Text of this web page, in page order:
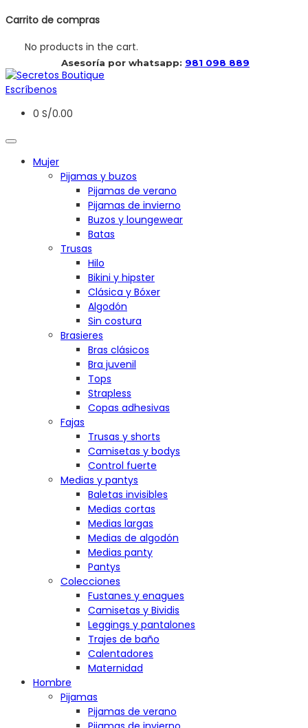
Carrito de compras
No products in the cart.
Asesoría por whatsapp: 981 098 889
Escríbenos
0 S/0.00
Mujer
Pijamas y buzos
Pijamas de verano
Pijamas de invierno
Buzos y loungewear
Batas
Trusas
Hilo
Bikini y hipster
Clásica y Bóxer
Algodón
Sin costura
Brasieres
Bras clásicos
Bra juvenil
Tops
Strapless
Copas adhesivas
Fajas
Trusas y shorts
Camisetas y bodys
Control fuerte
Medias y pantys
Baletas invisibles
Medias cortas
Medias largas
Medias de algodón
Medias panty
Pantys
Colecciones
Fustanes y enagues
Camisetas y Bividis
Leggings y pantalones
Trajes de baño
Calentadores
Maternidad
Hombre
Pijamas
Pijamas de verano